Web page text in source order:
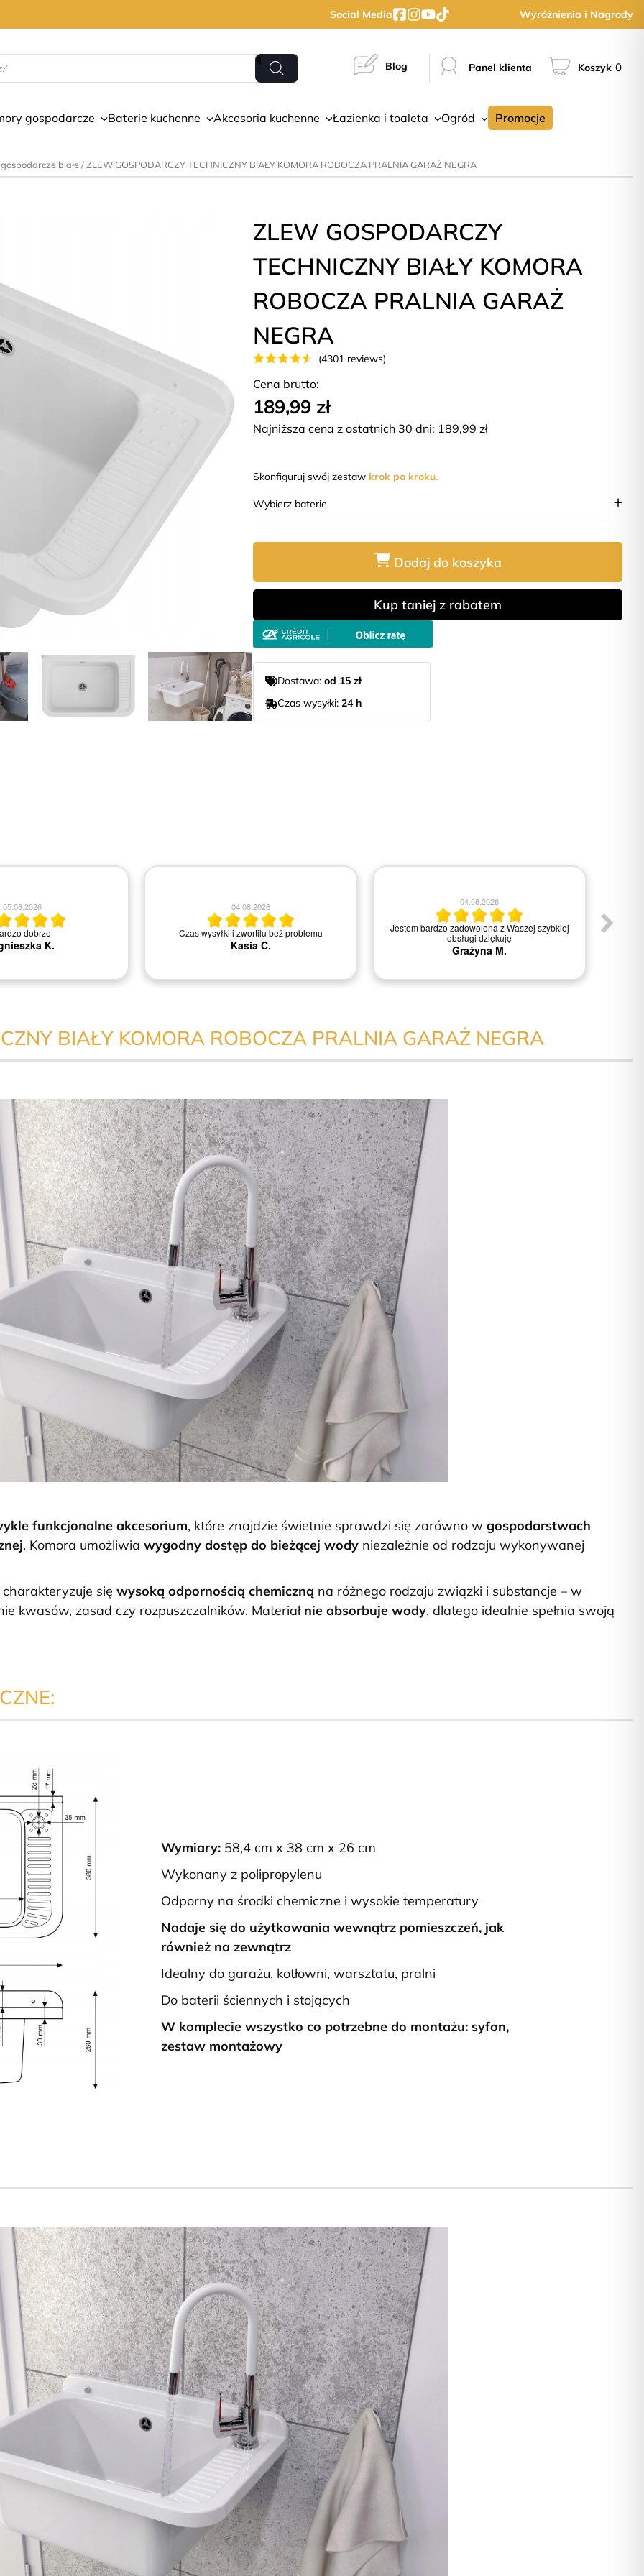
Social Media Wyróżnienia i Nagrody
Blog Panel klienta Koszyk 0
gospodarcze Baterie kuchenne Akcesoria kuchenne Łazienka i toaleta Ogród Promocje
białe/ ZLEW GOSPODARCZY TECHNICZNY BIAŁY KOMORA ROBOCZA PRALNIA GARAŻ NEGRA
ZLEW GOSPODARCZY
TECHNICZNY BIAŁY KOMORA
ROBOCZA PRALNIA GARAŻ
NEGRA
(4301 reviews)
Cena brutto:
189,99 zł
Najniższa cena z ostatnich 30 dni: 189,99zł
Skonfiguruj swój zestaw krok po kroku.
Wybierz baterie
Dodaj do koszyka
Kup taniej z rabatem
Dostawa:od 15 zł
Czas wysyłki:24 h
04.08.2026
i miła obsługa.
B.
04.08.2026
Polecam. Super obsługa.Nie ma problemu z
wymianą lub zwrotem. Szybki dowóz na miejsce.
Agnieszka M.
04.08.2026
Polecam
Ewelina K.
BIAŁY KOMORA ROBOCZA PRALNIA GARAŻ NEGRA
funkcjonalne akcesorium, które znajdzie świetnie sprawdzi się zarówno w gospodarstwach
. Komora umożliwia wygodny dostęp do bieżącej wody niezależnie od rodzaju wykonywanej
się wysoką odpornością chemiczną na różnego rodzaju związki i substancje – w
kwasów, zasad czy rozpuszczalników. Materiał nie absorbuje wody, dlatego idealnie spełnia swoją
Wymiary: 58,4 cm x 38 cm x 26 cm
Wykonany z polipropylenu
Odporny na środki chemiczne i wysokie temperatury
Nadaje się do użytkowania wewnątrz pomieszczeń, jak
również na zewnątrz
Idealny do garażu, kotłowni, warsztatu, pralni
Do baterii ściennych i stojących
W komplecie wszystko co potrzebne do montażu: syfon,
zestaw montażowy